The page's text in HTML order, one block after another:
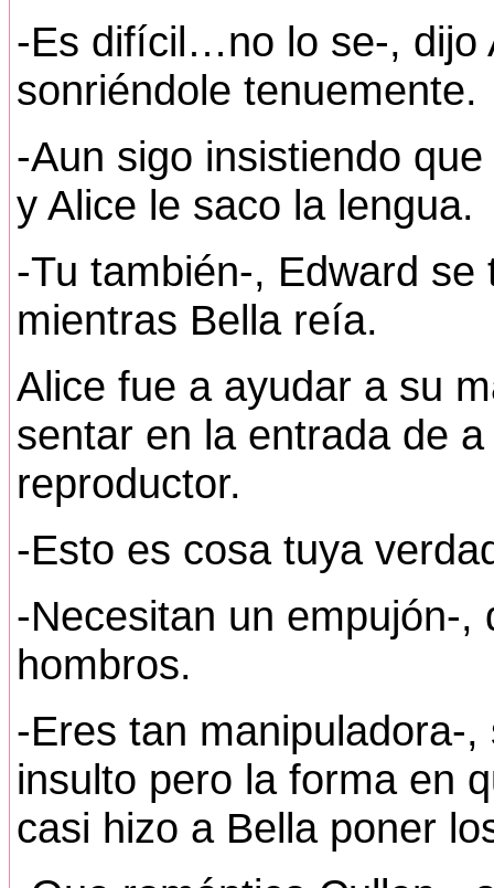
-Es difícil…no lo se-, dijo
sonriéndole tenuemente.
-Aun sigo insistiendo
y Alice le saco la lengua.
-Tu también-, Edward
mientras Bella reía.
Alice fue a ayudar a su
sentar en la entrada de
reproductor.
-Esto es cosa tuya
-Necesitan un empujón-,
hombros.
-Eres tan manipuladora-
insulto pero la forma en
casi hizo a Bella poner